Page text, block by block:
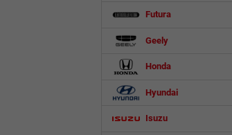
Futura
Geely
Honda
Hyundai
Isuzu